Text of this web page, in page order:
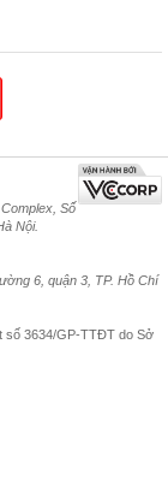
Số
Nội.
6, quận 3, TP. Hồ Chí
số 3634/GP-TTĐT do Sở